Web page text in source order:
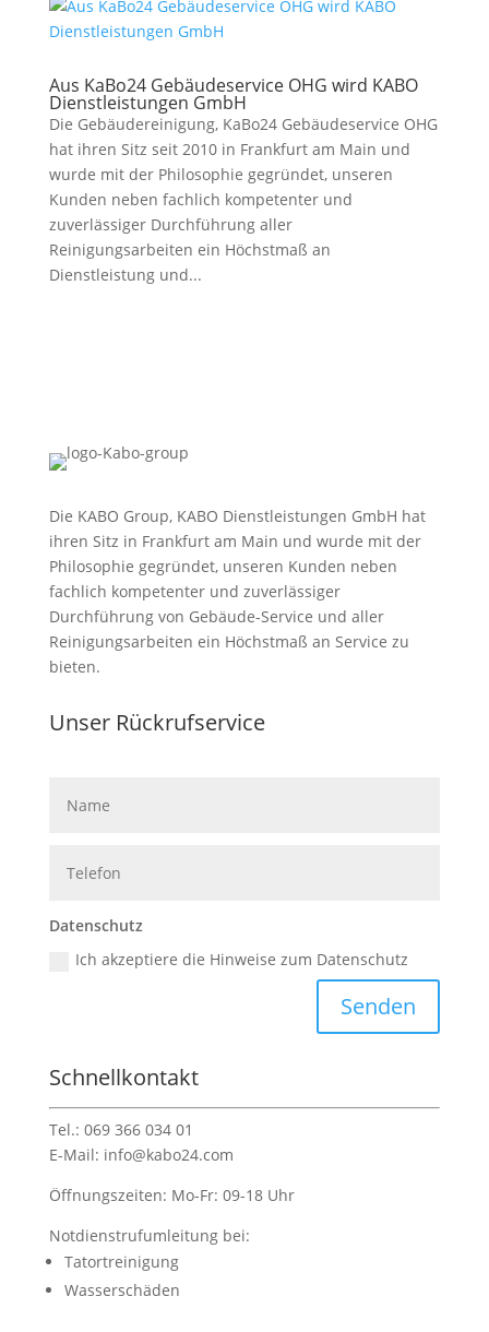
Aus KaBo24 Gebäudeservice OHG wird KABO
Dienstleistungen GmbH
Die Gebäudereinigung, KaBo24 Gebäudeservice OHG
hat ihren Sitz seit 2010 in Frankfurt am Main und
wurde mit der Philosophie gegründet, unseren
Kunden neben fachlich kompetenter und
zuverlässiger Durchführung aller
Reinigungsarbeiten ein Höchstmaß an
Dienstleistung und...
Die KABO Group, KABO Dienstleistungen GmbH hat
ihren Sitz in Frankfurt am Main und wurde mit der
Philosophie gegründet, unseren Kunden neben
fachlich kompetenter und zuverlässiger
Durchführung von Gebäude-Service und aller
Reinigungsarbeiten ein Höchstmaß an Service zu
bieten.
Unser Rückruf­service
Datenschutz
Ich akzeptiere die Hinweise zum Datenschutz
Senden
Schnell­kontakt
Tel.: 069 366 034 01
E-Mail: info@kabo24.com
Öffnungszeiten: Mo-Fr: 09-18 Uhr
Notdienstrufumleitung bei:
Tatortreinigung
Wasserschäden